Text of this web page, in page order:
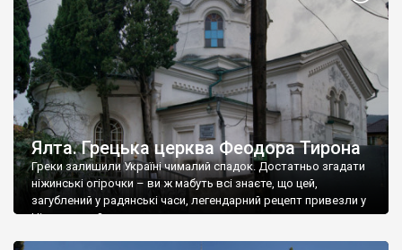
Ялта. Грецька церква Феодора Тирона
Греки залишили Україні чималий спадок. Достатньо згадати
ніжинські огірочки – ви ж мабуть всі знаєте, що цей,
загублений у радянські часи, легендарний рецепт привезли у
Ніжин греки?